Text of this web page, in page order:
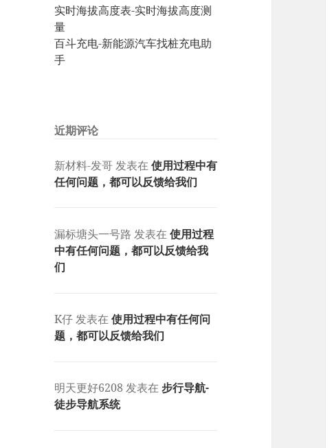
实时海拔高度表-实时海拔高度测
量
百斗充电-新能源汽车找桩充电助
手
近期评论
新材料-发哥发表在使用过程中有
任何问题，都可以反馈给我们
漏标塘头一号路 发表在使用过程
中有任何问题，都可以反馈给我
们
K仔发表在使用过程中有任何问
题，都可以反馈给我们
明天更好6208 发表在步行导航-
徒步导航系统